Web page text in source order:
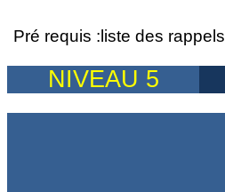
Pré requis :liste des rappels
NIVEAU 5